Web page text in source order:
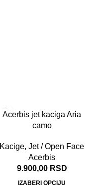
Acerbis jet kaciga Aria
camo
Kacige, Jet / Open Face
Acerbis
9.900,00 RSD
IZABERI OPCIJU